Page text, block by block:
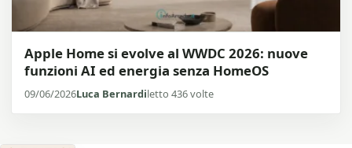
Apple Home si evolve al WWDC 2026: nuove
funzioni AI ed energia senza HomeOS
09/06/2026Luca Bernardiletto 436 volte